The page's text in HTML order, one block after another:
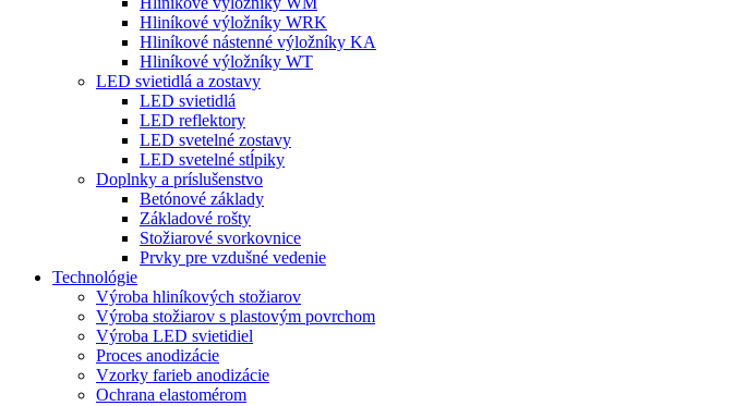
Hliníkové výložníky WRK
Hliníkové nástenné výložníky KA
Hliníkové výložníky WT
LED svietidlá a zostavy
LED svietidlá
LED reflektory
LED svetelné zostavy
LED svetelné stĺpiky
Doplnky a príslušenstvo
Betónové základy
Základové rošty
Stožiarové svorkovnice
Prvky pre vzdušné vedenie
Technológie
Výroba hliníkových stožiarov
Výroba stožiarov s plastovým povrchom
Výroba LED svietidiel
Proces anodizácie
Vzorky farieb anodizácie
Ochrana elastomérom